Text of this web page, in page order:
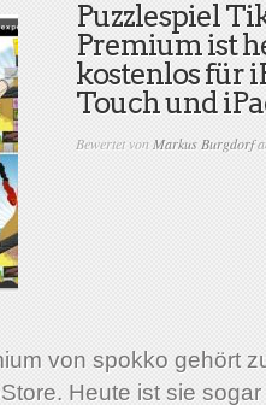
Puzzlespiel
Premium ist
kostenlos für
Touch und
Bewertet vonMarkus Burgdorf
von spokko gehört
Heute ist sie